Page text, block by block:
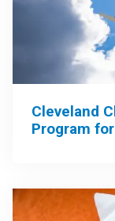
Cleveland
Program